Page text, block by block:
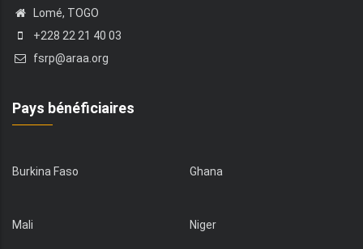
Lomé, TOGO
+228 22 21 40 03
fsrp@araa.org
Pays bénéficiaires
Burkina Faso Ghana
Mali Niger